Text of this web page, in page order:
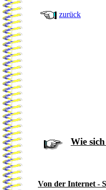
zurück
Wie
Von der Internet -